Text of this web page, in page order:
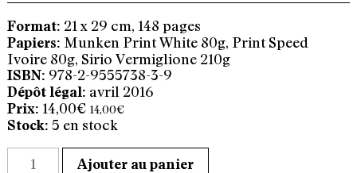
Format: 21 x 29 cm, 148 pages
Papiers: Munken Print White 80g, Print Speed
Ivoire 80g, Sirio Vermiglione 210g
ISBN: 978-2-9555738-3-9
Dépôt légal: avril 2016
14,00€ 14,00€
5 en stock
quantité
Ajouter au panier